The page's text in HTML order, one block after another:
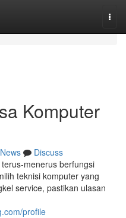
Komputer
News
Discuss
menerus berfungsi
teknisi komputer yang
service, pastikan ulasan
profile